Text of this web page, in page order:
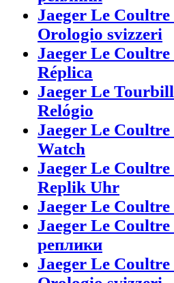
Jaeger Le
Orologio svizzeri
Jaeger Le
Réplica
Jaeger Le
Relógio
Jaeger Le
Watch
Jaeger Le
Replik Uhr
Jaeger Le
Jaeger Le
реплики
Jaeger Le